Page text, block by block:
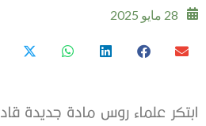
28 مايو 2025